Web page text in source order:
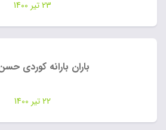
23 تیر 1400
باران بارانه کوردی
22 تیر 1400